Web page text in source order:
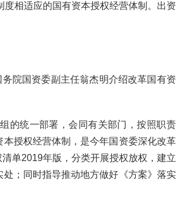
相适应的国有资本授权经营体制。出资
院国资委副主任翁杰明介绍改革国有
的统一部署，会同有关部门，按照职
授权经营体制，是今年国资委深化改
清单2019年版，分类开展授权放权，建
；同时指导推动地方做好《方案》落